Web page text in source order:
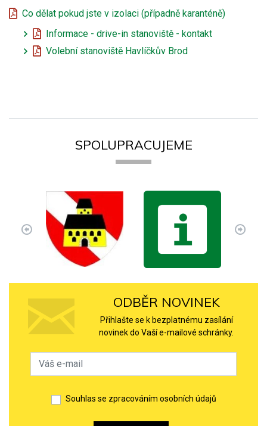
Co dělat pokud jste v izolaci (případně karanténě)
Informace - drive-in stanoviště - kontakt
Volební stanoviště Havlíčkův Brod
SPOLUPRACUJEME
ODBĚR NOVINEK
Přihlašte se k bezplatnému zasílání
novinek do Vaší e-mailové schránky.
Souhlas se zpracováním osobních údajů